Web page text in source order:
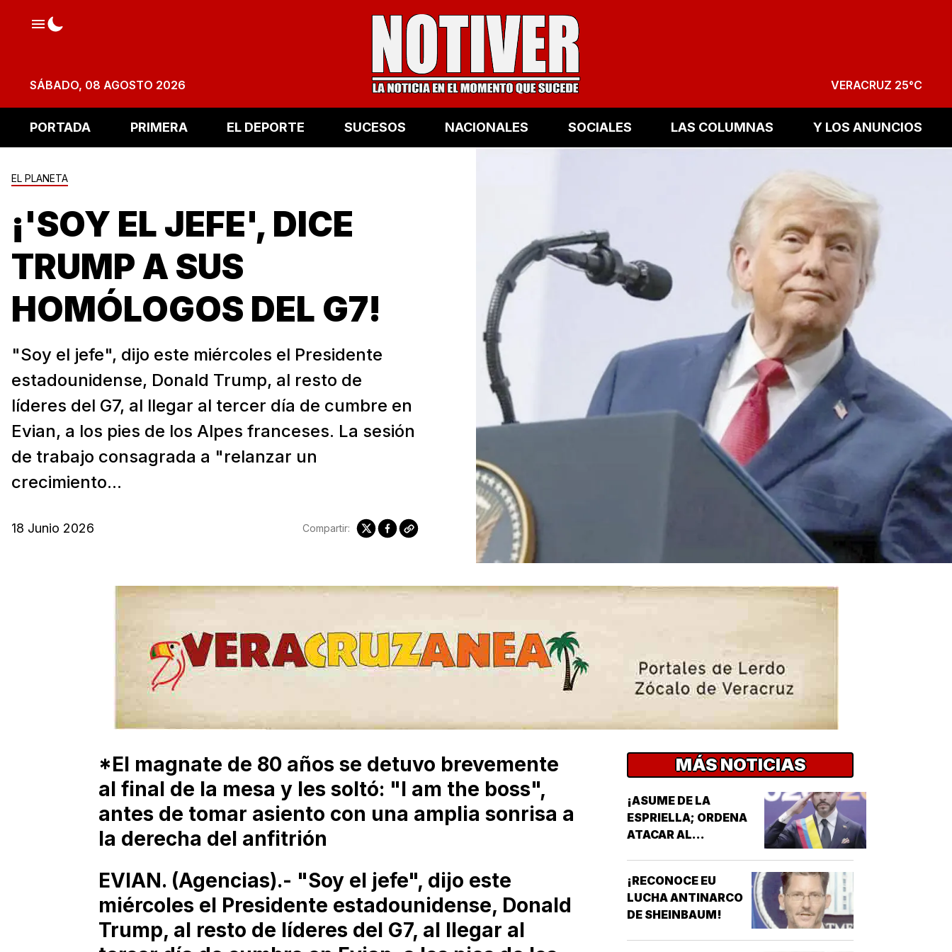
SÁBADO, 08 AGOSTO 2026 VERACRUZ 25°C
PORTADA PRIMERA EL DEPORTE SUCESOS NACIONALES SOCIALES LAS COLUMNAS Y LOS ANUNCIOS
EL PLANETA
¡'SOY EL JEFE', DICE
TRUMP A SUS
HOMÓLOGOS DEL G7!
"Soy el jefe", dijo este miércoles el Presidente
estadounidense, Donald Trump, al resto de
líderes del G7, al llegar al tercer día de cumbre en
Evian, a los pies de los Alpes franceses. La sesión
de trabajo consagrada a "relanzar un
crecimiento...
18 Junio 2026 Compartir:
*El magnate de 80 años se detuvo brevemente
al final de la mesa y les soltó: "I am the boss",
antes de tomar asiento con una amplia sonrisa a
la derecha del anfitrión
EVIAN. (Agencias).- "Soy el jefe", dijo este
miércoles el Presidente estadounidense, Donald
Trump, al resto de líderes del G7, al llegar al
MÁS NOTICIAS
¡ASUME DE LA
ESPRIELLA; ORDENA
ATACAR AL
'NARCOTERRORISMO'!
¡RECONOCE EU
LUCHA ANTINARCO
DE SHEINBAUM!